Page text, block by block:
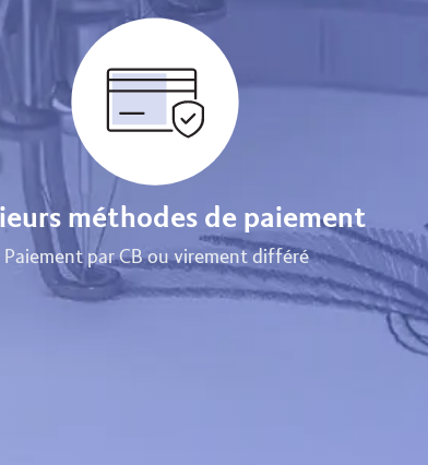
méthodes de paiement
Paiement par CB ou virement différé